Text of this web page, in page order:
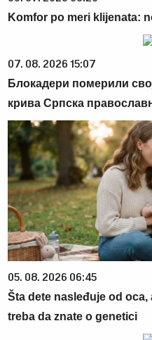
Komfor po meri klijenata:
07. 08. 2026 15:07
Блокадери померили
крива Српска
05. 08. 2026 06:45
Šta dete nasleđuje od
treba da znate o genetici